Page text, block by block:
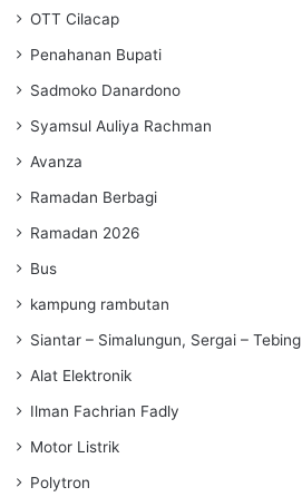
OTT Cilacap
Penahanan Bupati
Sadmoko Danardono
Syamsul Auliya Rachman
Avanza
Ramadan Berbagi
Ramadan 2026
Bus
kampung rambutan
Siantar – Simalungun, Sergai – Tebing
Alat Elektronik
Ilman Fachrian Fadly
Motor Listrik
Polytron